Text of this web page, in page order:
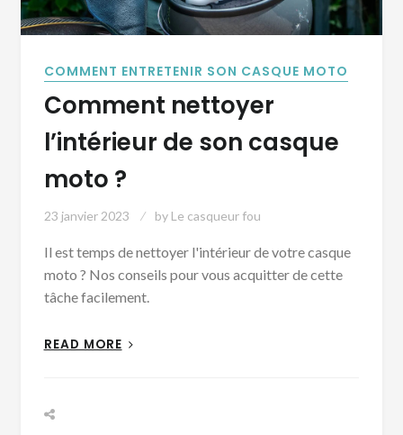
COMMENT ENTRETENIR SON CASQUE MOTO
Comment nettoyer
l’intérieur de son casque
moto ?
23 janvier 2023 by Le casqueur fou
Il est temps de nettoyer l'intérieur de votre casque
moto ? Nos conseils pour vous acquitter de cette
tâche facilement.
READ MORE